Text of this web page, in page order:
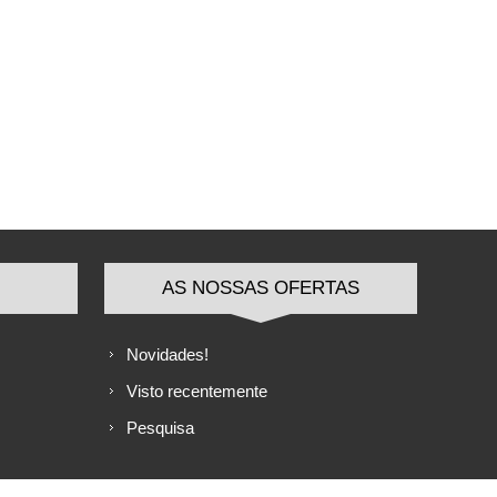
AS NOSSAS OFERTAS
Novidades!
Visto recentemente
Pesquisa